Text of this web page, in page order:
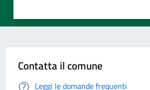
Contatta il comune
Leggi le domande frequenti